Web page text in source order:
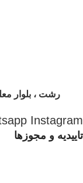
رشت ، بلوار
Instagram
تاییدیه و مجوزها